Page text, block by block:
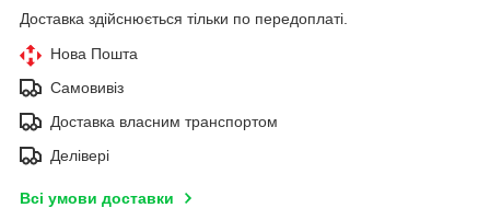
Доставка здійснюється тільки по передоплаті.
Нова Пошта
Самовивіз
Доставка власним транспортом
Делівері
Всі умови доставки